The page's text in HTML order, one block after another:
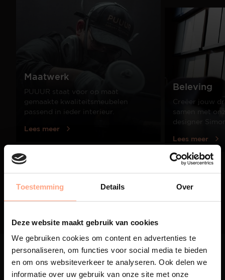
Toestemming Details Over
Deze website maakt gebruik van cookies
We gebruiken cookies om content en advertenties te
personaliseren, om functies voor social media te bieden
en om ons websiteverkeer te analyseren. Ook delen we
informatie over uw gebruik van onze site met onze
Maatwerk
PUUUR staat voor op maat
gemaakte kwaliteitsmeubelen
passend in ieder interieur.
Lees meer
Beleving
Creëer jouw
samen met
designer
Lees meer